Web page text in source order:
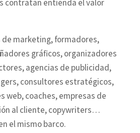
contratan entienda el valor
marketing, formadores,
gráficos, organizadores
agencias de publicidad,
consultores estratégicos,
web, coaches, empresas de
al cliente, copywriters…
el mismo barco.